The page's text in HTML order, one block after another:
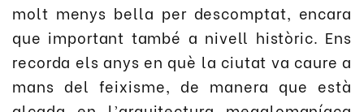
molt menys bella per descomptat, encara
que important també a nivell històric. Ens
recorda els anys en què la ciutat va caure a
mans del feixisme, de manera que està